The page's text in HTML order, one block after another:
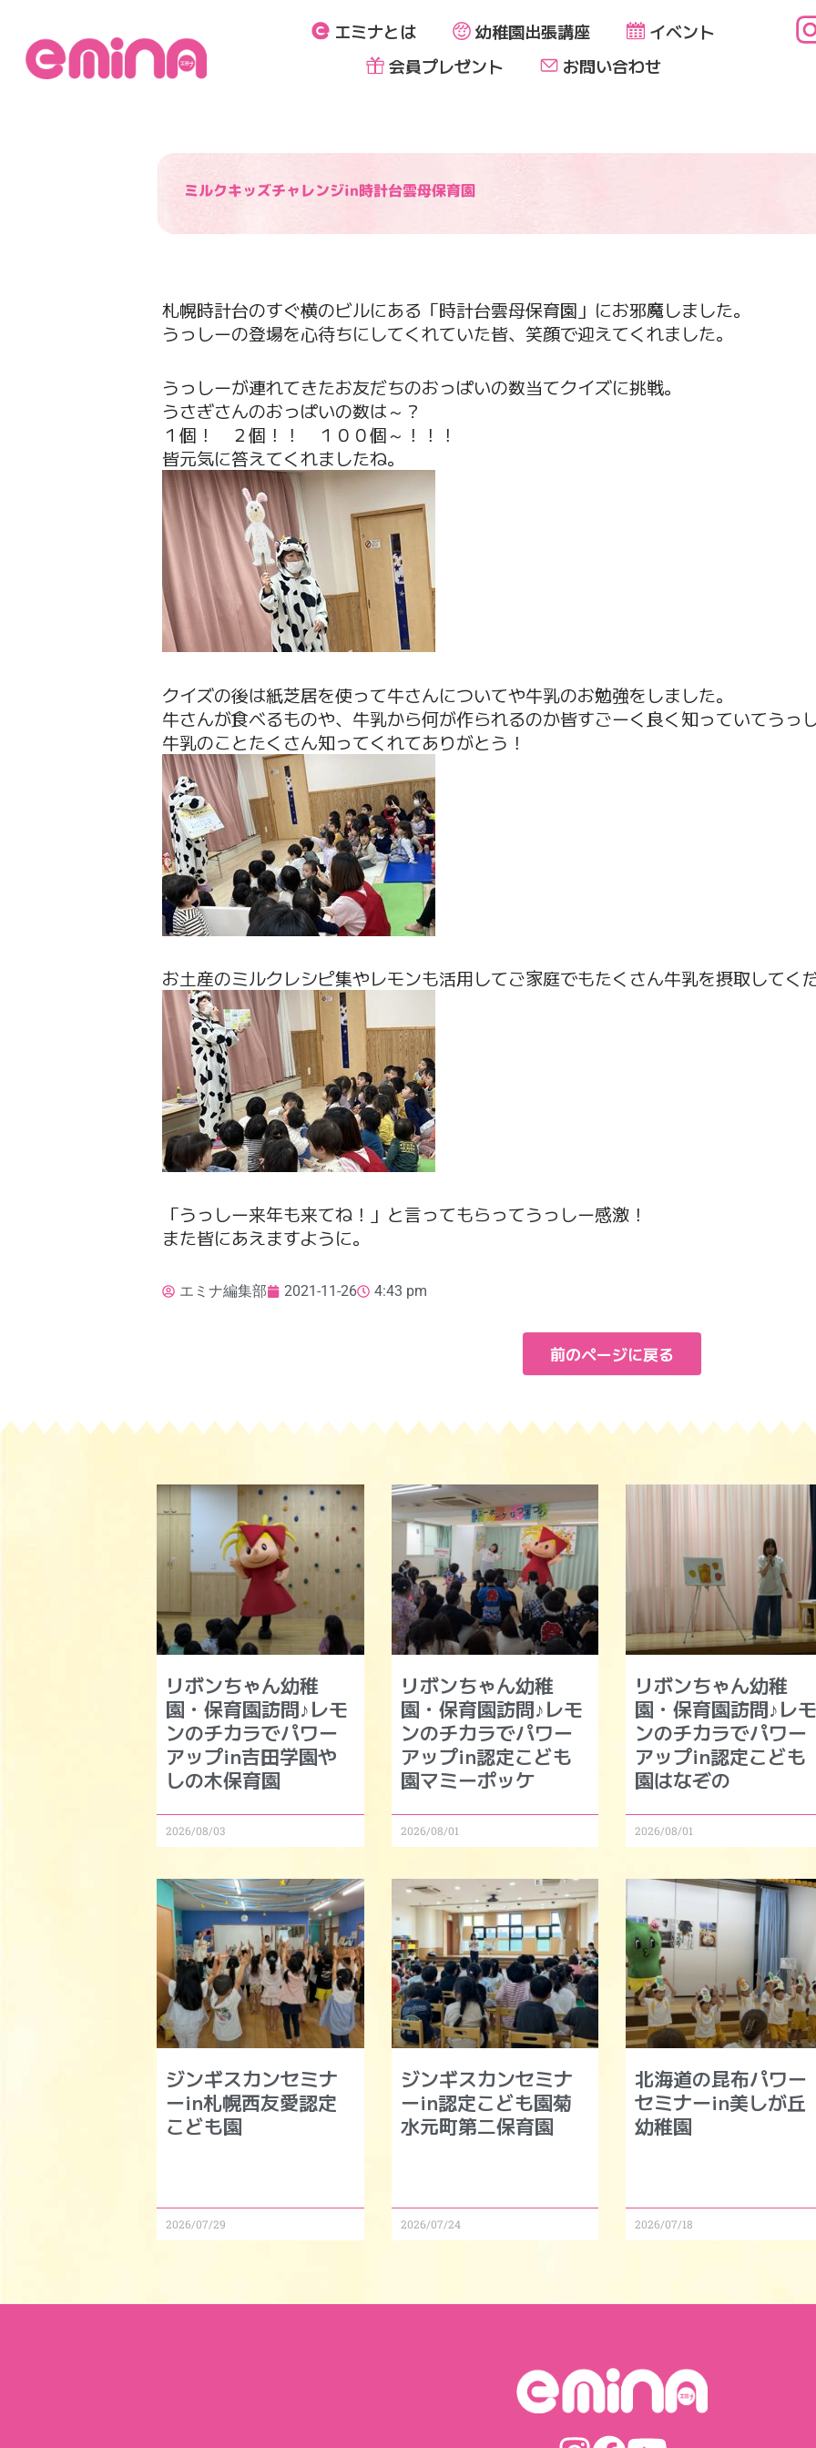
エミナとは 幼稚園出張講座
イベント
会員プレゼント
お問い合わせ
ミルクキッズチャレンジin時計台雲母保育園
札幌時計台のすぐ横のビルにある「時計台雲母保育園」にお邪魔しました。
うっしーの登場を心待ちにしてくれていた皆、笑顔で迎えてくれました。
うっしーが連れてきたお友だちのおっぱいの数当てクイズに挑戦。
うさぎさんのおっぱいの数は～？
１個！ ２個！！ １００個～！！！
皆元気に答えてくれましたね。
クイズの後は紙芝居を使って牛さんについてや牛乳のお勉強をしました。
牛さんが食べるものや、牛乳から何が作られるのか皆すごーく良く知っていてうっ
牛乳のことたくさん知ってくれてありがとう！
お土産のミルクレシピ集やレモンも活用してご家庭でもたくさん牛乳を摂取してく
「うっしー来年も来てね！」と言ってもらってうっしー感激！
また皆にあえますように。
エミナ編集部 2021-11-26 4:43 pm
前のページに戻る
リボンちゃん幼稚
園・保育園訪問♪レモ
ンのチカラでパワー
アップin吉田学園や
しの木保育園
2026/08/03
リボンちゃん幼稚
園・保育園訪問♪レモ
ンのチカラでパワー
アップin認定こども
園マミーポッケ
2026/08/01
リボンちゃん幼稚
園・保育園訪問♪レモ
ンのチカラでパワー
アップin認定こども
園はなぞの
2026/08/01
ジンギスカンセミナ
ーin札幌西友愛認定
こども園
2026/07/29
ジンギスカンセミナ
ーin認定こども園菊
水元町第二保育園
2026/07/24
北海道の昆布パワー
セミナーin美しが丘
幼稚園
2026/07/18